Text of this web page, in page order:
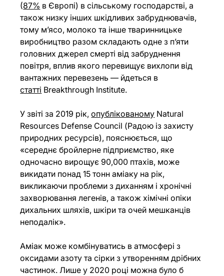
(87% в Європі) в сільському господарстві, а
також низку інших шкідливих забруднювачів,
тому м’ясо, молоко та інше тваринницьке
виробництво разом складають одне з п’яти
головних джерел смерті від забруднення
повітря, вплив якого перевищує вихлопи від
вантажних перевезень — йдеться в
статті Breakthrough Institute.
У звіті за 2019 рік, опублікованому Natural
Resources Defense Council (Радою із захисту
природних ресурсів), пояснюється, що
«середнє бройлерне підприємство, яке
одночасно вирощує 90,000 птахів, може
викидати понад 15 тонн аміаку на рік,
викликаючи проблеми з диханням і хронічні
захворювання легенів, а також хімічні опіки
дихальних шляхів, шкіри та очей мешканців
неподалік».
Аміак може комбінуватись в атмосфері з
оксидами азоту та сірки з утворенням дрібних
частинок. Лише у 2020 році можна було б